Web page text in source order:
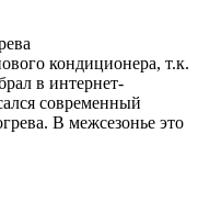
кондиционера, т.к.
в интернет-
современный
В межсезонье это